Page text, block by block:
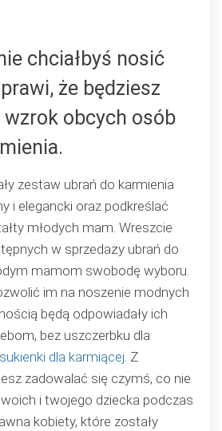
chciałbyś nosić
że będziesz
wzrok obcych osób
zestaw ubrań do karmienia
i elegancki oraz podkreślać
młodych mam. Wreszcie
w sprzedaży ubrań do
mamom swobodę wyboru.
im na noszenie modnych
będą odpowiadały ich
bez uszczerbku dla
sukienki dla karmiącej. Z
zadowalać się czymś, co nie
i twojego dziecka podczas
kobiety, które zostały